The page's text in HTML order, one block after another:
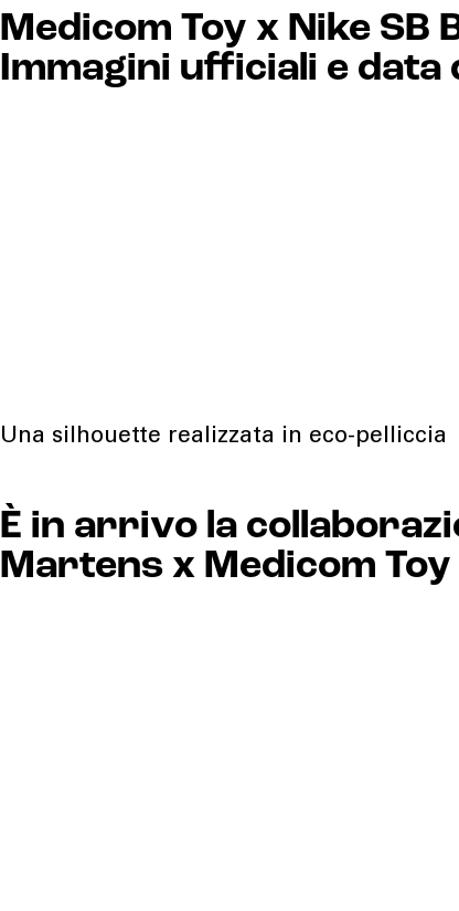
Medicom Toy x Nike SB
Immagini ufficiali e data
Una silhouette realizzata in eco-pelliccia
È in arrivo la
Martens x Medicom Toy